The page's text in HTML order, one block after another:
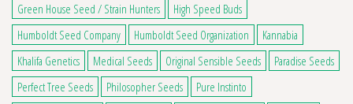
Green House Seed / Strain Hunters
High Speed Buds
Humboldt Seed Company
Humboldt Seed Organization
Kannabia
Khalifa Genetics
Medical Seeds Original Sensible Seeds
Paradise Seeds
Perfect Tree Seeds
Philosopher Seeds
Pure Instinto